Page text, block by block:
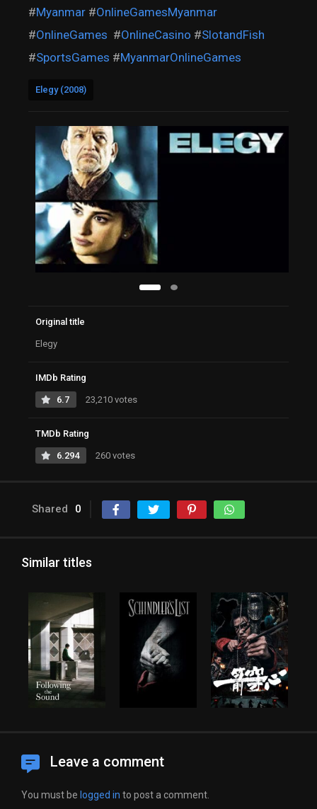
#Myanmar #OnlineGamesMyanmar
#OnlineGames #OnlineCasino #SlotandFish
#SportsGames #MyanmarOnlineGames
Elegy (2008)
Original title
Elegy
IMDb Rating
6.7 23,210 votes
TMDb Rating
6.294 260 votes
Shared 0
Similar titles
Leave a comment
You must be logged in to post a comment.